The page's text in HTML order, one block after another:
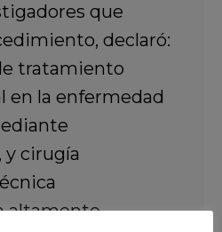
que
declaró:
tratamiento
en la enfermedad
y cirugía
altamente